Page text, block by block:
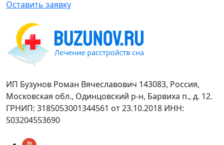
Оставить заявку
ИП Бузунов Роман Вячеславович 143083, Россия,
Московская обл., Одинцовский р-н, Барвиха п., д. 12.
ГРНИП: 3185053001344561 от 23.10.2018 ИНН:
503204553690